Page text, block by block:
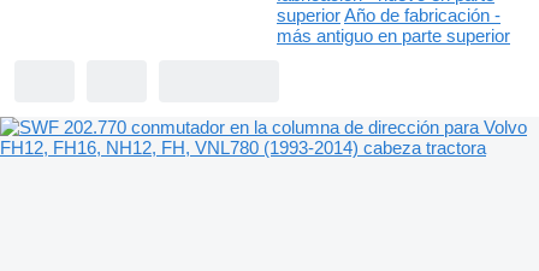
superiorAño de fabricación -
más antiguo en parte superior